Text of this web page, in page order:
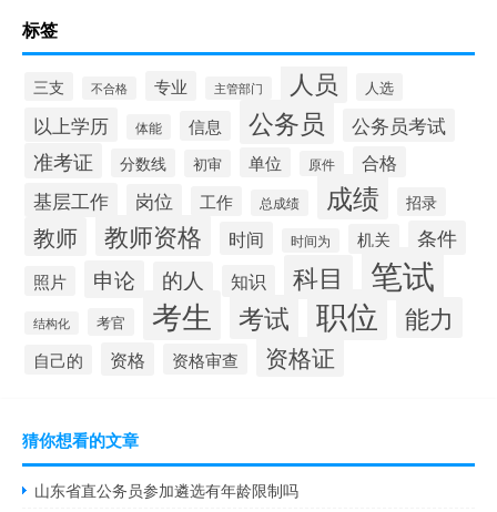
标签
三支 不合格 专业 主管部门 人员 人选
以上学历 体能 信息 公务员 公务员考试
准考证 分数线 初审 单位 原件 合格
基层工作 岗位 工作 总成绩 成绩 招录
教师 教师资格 时间 时间为 机关 条件
照片 申论 的人 知识 科目 笔试
结构化 考官 考生 考试 职位 能力
自己的 资格 资格审查 资格证
猜你想看的文章
山东省直公务员参加遴选有年龄限制吗